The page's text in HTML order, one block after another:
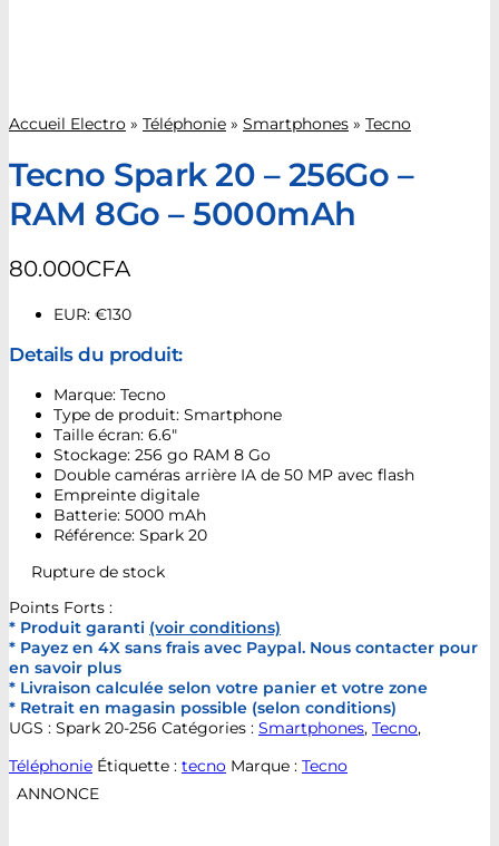
Accueil Electro » Téléphonie » Smartphones » Tecno
Tecno Spark 20 – 256Go –
RAM 8Go – 5000mAh
80.000CFA
EUR: €130
Details du produit:
Marque: Tecno
Type de produit: Smartphone
Taille écran: 6.6″
Stockage: 256 go RAM 8 Go
Double caméras arrière IA de 50 MP avec flash
Empreinte digitale
Batterie: 5000 mAh
Référence: Spark 20
Rupture de stock
Points Forts :
* Produit garanti (voir conditions)
* Payez en 4X sans frais avec Paypal. Nous contacter pour
en savoir plus
* Livraison calculée selon votre panier et votre zone
* Retrait en magasin possible (selon conditions)
UGS : Spark 20-256 Catégories : Smartphones, Tecno,
Téléphonie Étiquette : tecno Marque : Tecno
ANNONCE